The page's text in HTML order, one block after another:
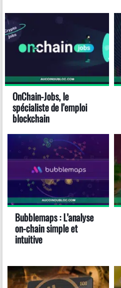
OnChain-Jobs, le
spécialiste de l’emploi
blockchain
Bubblemaps : L’analyse
on-chain simple et
intuitive